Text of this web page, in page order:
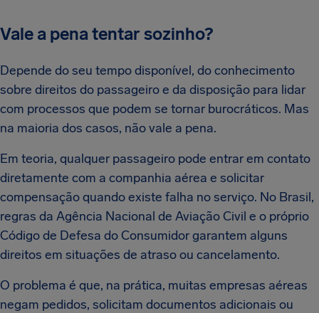
Vale a pena tentar sozinho?
Depende do seu tempo disponível, do conhecimento
sobre direitos do passageiro e da disposição para lidar
com processos que podem se tornar burocráticos. Mas
na maioria dos casos, não vale a pena.
Em teoria, qualquer passageiro pode entrar em contato
diretamente com a companhia aérea e solicitar
compensação quando existe falha no serviço. No Brasil,
regras da Agência Nacional de Aviação Civil e o próprio
Código de Defesa do Consumidor garantem alguns
direitos em situações de atraso ou cancelamento.
O problema é que, na prática, muitas empresas aéreas
negam pedidos, solicitam documentos adicionais ou